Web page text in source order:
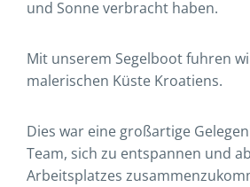
und Sonne verbracht haben.
Mit unserem Segelboot fuhren
malerischen Küste Kroatiens.
Dies war eine großartige
Team, sich zu entspannen und
Arbeitsplatzes